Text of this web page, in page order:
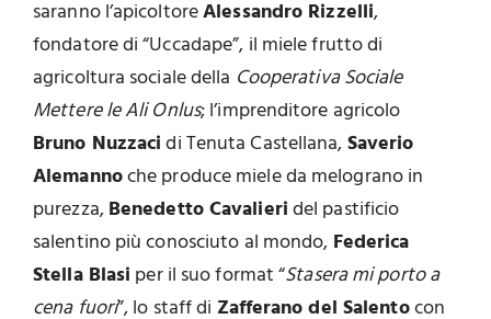
saranno l’apicoltoreAlessandro Rizzelli,
fondatore di “Uccadape”, il miele frutto di
agricoltura sociale della Cooperativa Sociale
Mettere le Ali Onlus; l’imprenditore agricolo
Bruno Nuzzacidi Tenuta Castellana,Saverio
Alemannoche produce miele da melograno in
purezza,Benedetto Cavalieridel pastificio
salentino più conosciuto al mondo, Federica
Stella Blasi per il suo format “Stasera mi porto a
cena fuori”, lo staff di Zafferano del Salentocon